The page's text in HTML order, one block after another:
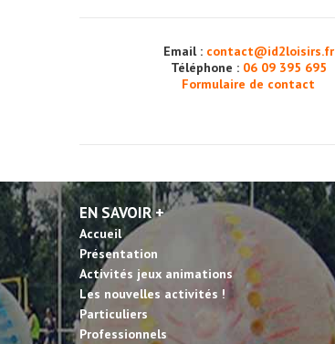
Email : contact@id2loisirs.fr
Téléphone : 06 09 395 695
Formulaire de contact
EN SAVOIR +
Accueil
Présentation
Activités jeux animations
Les nouvelles activités !
Particuliers
Professionnels